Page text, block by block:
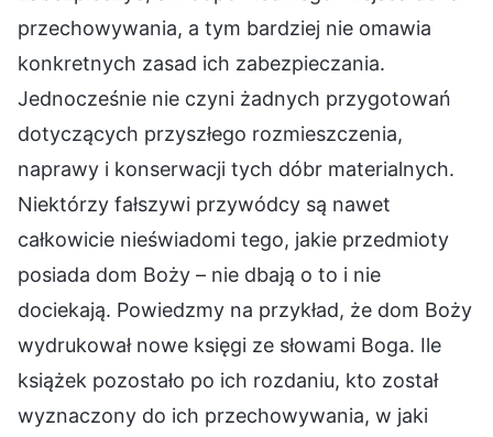
przechowywania, a tym bardziej nie omawia
konkretnych zasad ich zabezpieczania.
Jednocześnie nie czyni żadnych przygotowań
dotyczących przyszłego rozmieszczenia,
naprawy i konserwacji tych dóbr materialnych.
Niektórzy fałszywi przywódcy są nawet
całkowicie nieświadomi tego, jakie przedmioty
posiada dom Boży – nie dbają o to i nie
dociekają. Powiedzmy na przykład, że dom Boży
wydrukował nowe księgi ze słowami Boga. Ile
książek pozostało po ich rozdaniu, kto został
wyznaczony do ich przechowywania, w jaki